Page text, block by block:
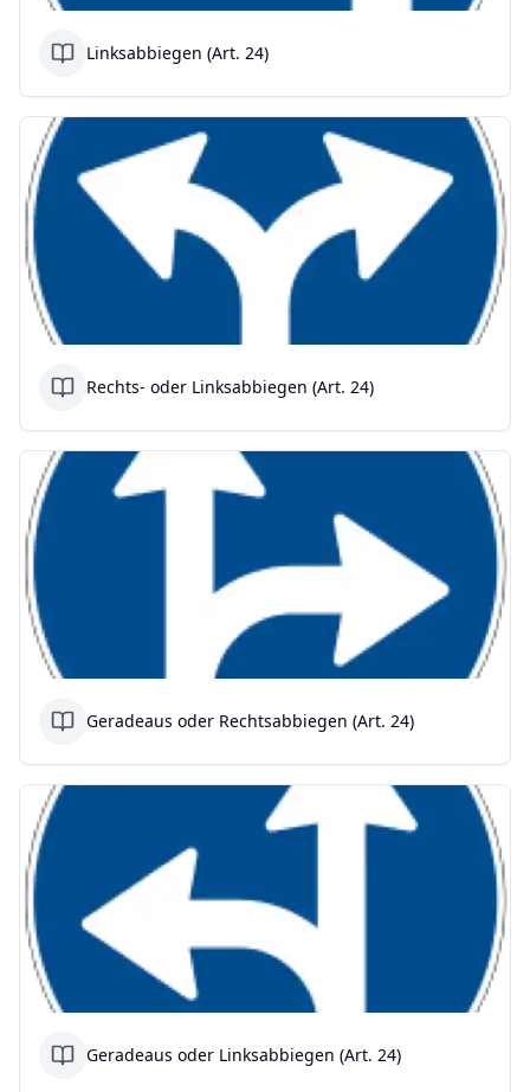
Linksabbiegen (Art. 24)
Rechts- oder Linksabbiegen (Art. 24)
Geradeaus oder Rechtsabbiegen (Art. 24)
Geradeaus oder Linksabbiegen (Art. 24)